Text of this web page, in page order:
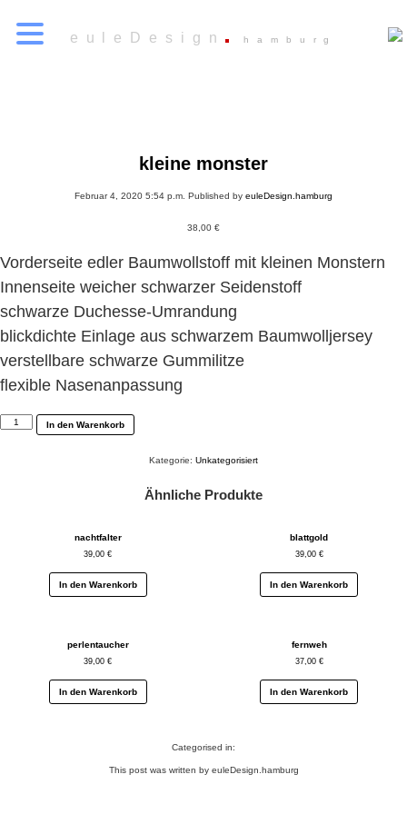
euleDesign hamburg
kleine monster
Februar 4, 2020 5:54 p.m. Published by euleDesign.hamburg
38,00 €
Vorderseite edler Baumwollstoff mit kleinen Monstern
Innenseite weicher schwarzer Seidenstoff
schwarze Duchesse-Umrandung
blickdichte Einlage aus schwarzem Baumwolljersey
verstellbare schwarze Gummilitze
flexible Nasenanpassung
kleine
In den Warenkorb
Kategorie: Unkategorisiert
Ähnliche Produkte
nachtfalter
39,00€
In den Warenkorb
blattgold
39,00 €
In den Warenkorb
perlentaucher
39,00€
In den Warenkorb
fernweh
37,00 €
In den Warenkorb
Categorised in:
This post was written by euleDesign.hamburg